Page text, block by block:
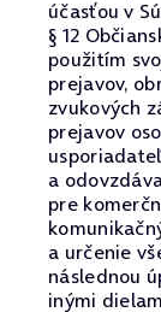
účasťou v
§ 12
použitím
prejavov,
zvukových
prejavov
a
pre
a určenie
následnou
inými